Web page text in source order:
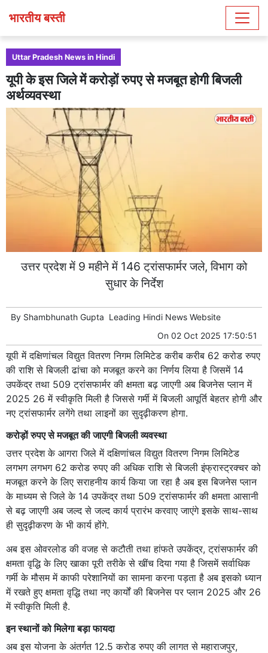
भारतीय बस्ती
Uttar Pradesh News in Hindi
यूपी के इस जिले में करोड़ों रुपए से मजबूत होगी बिजली
अर्थव्यवस्था
उत्तर प्रदेश में 9 महीने में 146 ट्रांसफार्मर जले, विभाग को
सुधार के निर्देश
By Shambhunath Gupta Leading Hindi News Website
On 02 Oct 2025 17:50:51
यूपी में दक्षिणांचल विद्युत वितरण निगम लिमिटेड करीब करीब 62 करोड रुपए
की राशि से बिजली ढांचा को मजबूत करने का निर्णय लिया है जिसमें 14
उपकेंद्र तथा 509 ट्रांसफार्मर की क्षमता बढ़ जाएगी अब बिजनेस प्लान में
2025 26 में स्वीकृति मिली है जिससे गर्मी में बिजली आपूर्ति बेहतर होगी और
नए ट्रांसफार्मर लगेंगे तथा लाइनों का सुदृढ़ीकरण होगा.
करोड़ों रुपए से मजबूत की जाएगी बिजली व्यवस्था
उत्तर प्रदेश के आगरा जिले में दक्षिणांचल विद्युत वितरण निगम लिमिटेड
लगभग लगभग 62 करोड रुपए की अधिक राशि से बिजली इंफ्रास्ट्रक्चर को
मजबूत करने के लिए सराहनीय कार्य किया जा रहा है अब इस बिजनेस प्लान
के माध्यम से जिले के 14 उपकेंद्र तथा 509 ट्रांसफार्मर की क्षमता आसानी
से बढ़ जाएगी अब जल्द से जल्द कार्य प्रारंभ करवाए जाएंगे इसके साथ-साथ
ही सुदृढ़ीकरण के भी कार्य होंगे.
अब इस ओवरलोड की वजह से कटौती तथा हांफते उपकेंद्र, ट्रांसफार्मर की
क्षमता वृद्धि के लिए खाका पूरी तरीके से खींच दिया गया है जिसमें सर्वाधिक
गर्मी के मौसम में काफी परेशानियों का सामना करना पड़ता है अब इसको ध्यान
में रखते हुए क्षमता वृद्धि तथा नए कार्यों की बिजनेस पर प्लान 2025 और 26
में स्वीकृति मिली है.
इन स्थानों को मिलेगा बड़ा फायदा
अब इस योजना के अंतर्गत 12.5 करोड रुपए की लागत से महाराजपुर,